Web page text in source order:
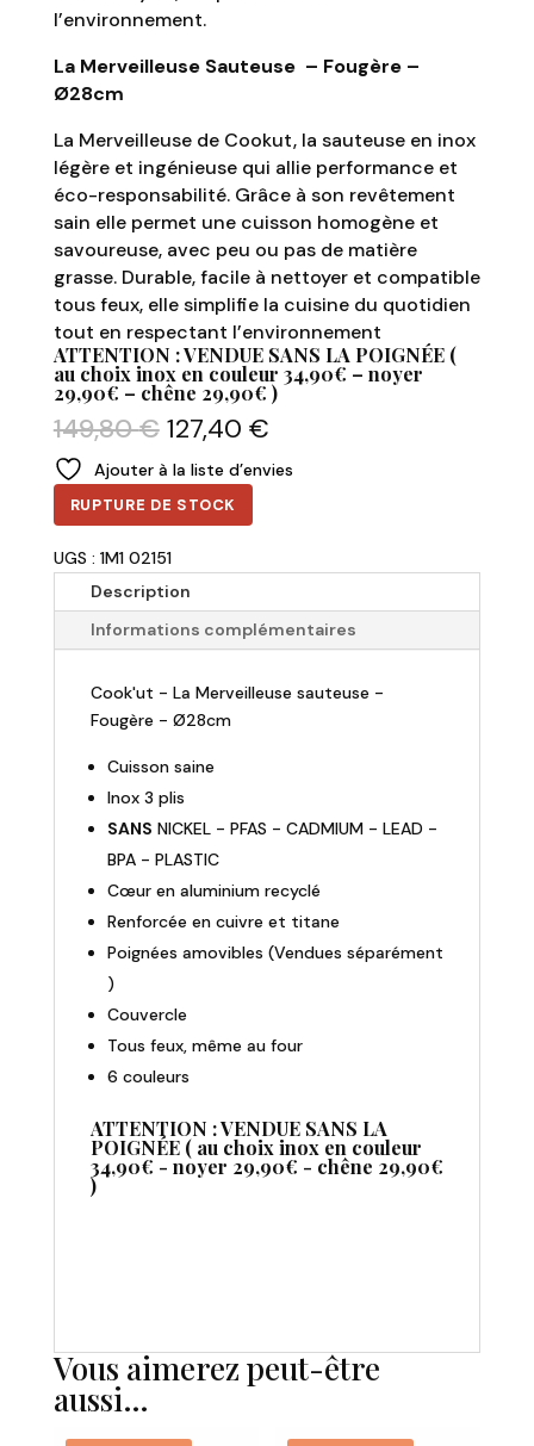
l’environnement.
La Merveilleuse Sauteuse – Fougère –
Ø28cm
La Merveilleuse de Cookut, la sauteuse en inox
légère et ingénieuse qui allie performance et
éco-responsabilité. Grâce à son revêtement
sain elle permet une cuisson homogène et
savoureuse, avec peu ou pas de matière
grasse. Durable, facile à nettoyer et compatible
tous feux, elle simplifie la cuisine du quotidien
tout en respectant l’environnement
ATTENTION : VENDUE SANS LA POIGNÉE (
au choix inox en couleur 34,90€ – noyer
29,90€ – chêne 29,90€ )
149,80€ Le
prix
initial
était :
149,80 €.
127,40 €Le
prix
actuel
Ajouter à la liste d’envies
RUPTURE DE STOCK
UGS : 1M1 02151
Description
Informations complémentaires
Cook'ut - La Merveilleuse sauteuse -
Fougère - Ø28cm
Cuisson saine
Inox 3 plis
SANS NICKEL - PFAS - CADMIUM - LEAD -
BPA - PLASTIC
Cœur en aluminium recyclé
Renforcée en cuivre et titane
Poignées amovibles (Vendues séparément
)
Couvercle
Tous feux, même au four
6 couleurs
ATTENTION : VENDUE SANS LA
POIGNÉE ( au choix inox en couleur
34,90€ - noyer 29,90€ - chêne 29,90€
)
Vous aimerez peut-être
aussi…